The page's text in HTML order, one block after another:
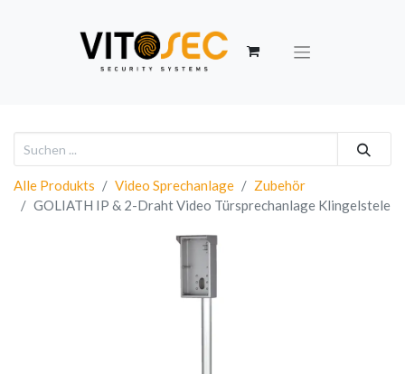
Alle Produkts Video Sprechanlage
Zubehör
GOLIATH IP & 2-Draht Video Türsprechanlage Klingelstele